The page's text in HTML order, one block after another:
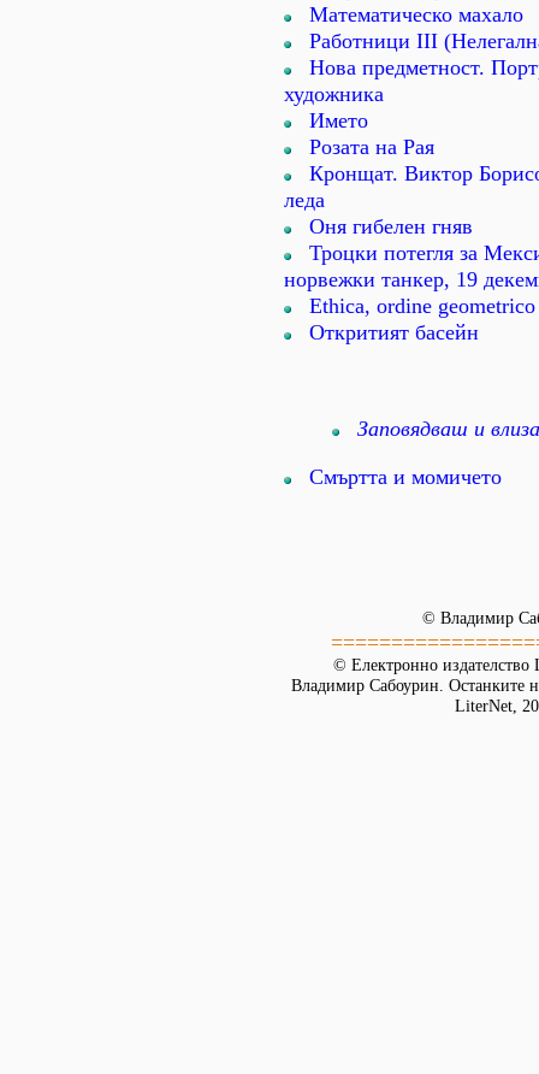
Математическо махало
Работници ІІІ
Нова предметност.
художника
Името
Розата на Рая
Кронщат. Виктор
леда
Оня гибелен гняв
Троцки потегля за
норвежки танкер, 19
Ethica, ordine geometrico
Откритият басейн
Заповядваш и
Смъртта и момичето
© Владимир
© Електронно издателство
Владимир Сабоурин. Останките
LiterNet,